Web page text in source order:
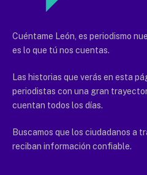
Cuéntame León, es periodismo
es lo que tú nos cuentas.
Las historias que verás en esta
periodistas con una gran
cuentan todos los días.
Buscamos que los ciudadanos a
reciban información confiable.